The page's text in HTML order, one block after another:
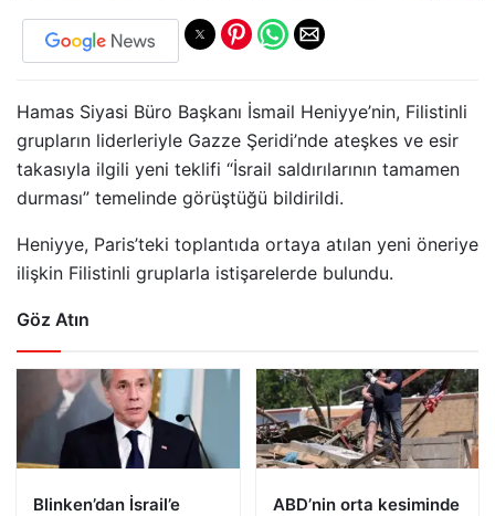
Hamas Siyasi Büro Başkanı İsmail Heniyye’nin, Filistinli
grupların liderleriyle Gazze Şeridi’nde ateşkes ve esir
takasıyla ilgili yeni teklifi “İsrail saldırılarının tamamen
durması” temelinde görüştüğü bildirildi.
Heniyye, Paris’teki toplantıda ortaya atılan yeni öneriye
ilişkin Filistinli gruplarla istişarelerde bulundu.
Göz Atın
Blinken’dan İsrail’e
ABD’nin orta kesiminde